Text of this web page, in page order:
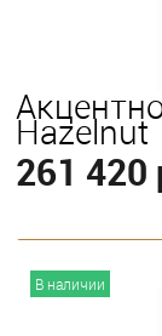
Hazelnut
261 420
В наличии